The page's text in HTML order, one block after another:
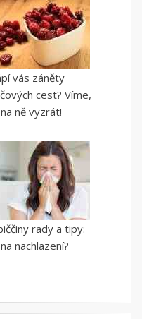
vás záněty
cest? Víme,
ně vyzrát!
rady a tipy:
nachlazení?